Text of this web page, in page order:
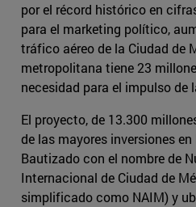
por el récord histórico en
para el marketing político,
tráfico aéreo de la Ciudad de
metropolitana tiene 23
necesidad para el impulso de
El proyecto, de 13.300
de las mayores inversiones
Bautizado con el nombre de
Internacional de Ciudad de
simplificado como NAIM) y